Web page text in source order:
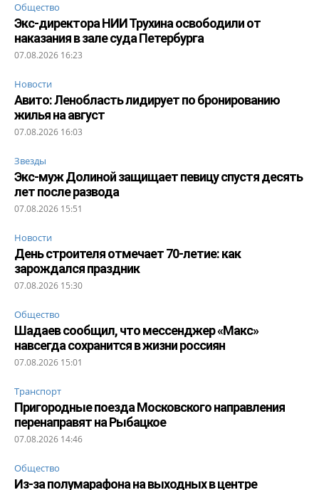
Общество
Экс-директора НИИ Трухина освободили от
наказания в зале суда Петербурга
07.08.2026 16:23
Новости
Авито: Ленобласть лидирует по бронированию
жилья на август
07.08.2026 16:03
Звезды
Экс-муж Долиной защищает певицу спустя десять
лет после развода
07.08.2026 15:51
Новости
День строителя отмечает 70-летие: как
зарождался праздник
07.08.2026 15:30
Общество
Шадаев сообщил, что мессенджер «Макс»
навсегда сохранится в жизни россиян
07.08.2026 15:01
Транспорт
Пригородные поезда Московского направления
перенаправят на Рыбацкое
07.08.2026 14:46
Общество
Из-за полумарафона на выходных в центре